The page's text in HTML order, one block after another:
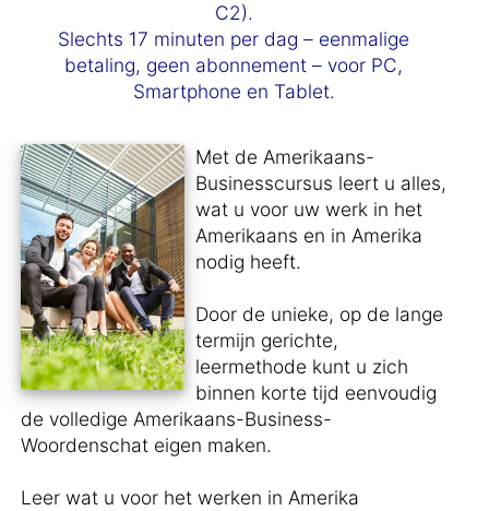
C2).
Slechts 17 minuten per dag – eenmalige
betaling, geen abonnement – voor PC,
Smartphone en Tablet.
Met de Amerikaans-
Businesscursus leert u alles,
wat u voor uw werk in het
Amerikaans en in Amerika
nodig heeft.
Door de unieke, op de lange
termijn gerichte,
leermethode kunt u zich
binnen korte tijd eenvoudig
de volledige Amerikaans-Business-
Woordenschat eigen maken.
Leer wat u voor het werken in Amerika